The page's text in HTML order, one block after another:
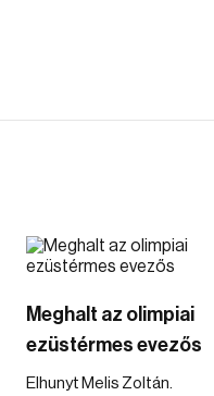
Meghalt az olimpiai
ezüstérmes evezős
Elhunyt Melis Zoltán.